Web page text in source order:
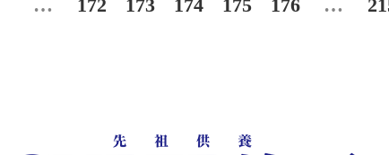
… 172 173 174 175 176 …